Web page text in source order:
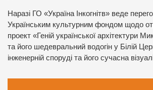
Наразі ГО «Україна Інкогнітв» веде
Українським культурним фондом щодо
проект «Геній української архітектури
та його шедевральний водогін у Білій
інженерній споруді та його сучасна